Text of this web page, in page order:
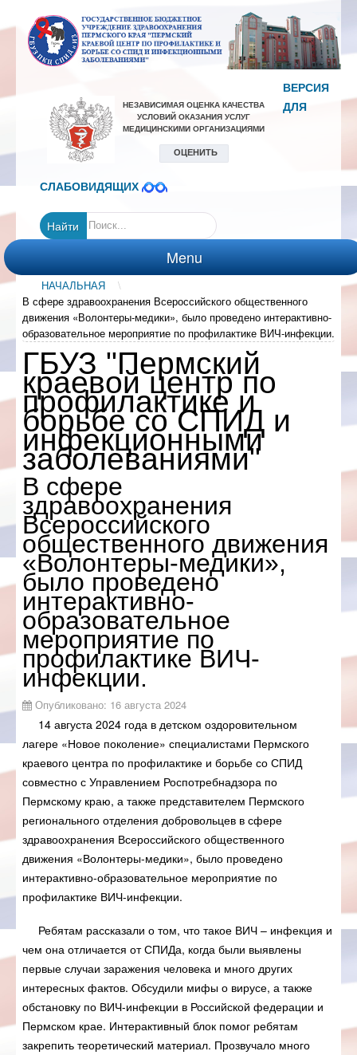
ВЕРСИЯ
ДЛЯ
СЛАБОВИДЯЩИХ
Найти
Menu
ГЛАВНАЯ
УСЛУГИ
ДЛЯ
ПАЦИЕНТОВ
О ВИЧ/СПИД
ЗАПИСЬ НА
ПРИЕМ
ДЛЯ
СПЕЦИАЛИСТОВ
ОБЩЕСТВЕННЫЙ
СОВЕТ
ОБРАТНАЯ
СВЯЗЬ
НАЧАЛЬНАЯ
\
В сфере здравоохранения Всероссийского общественного
движения «Волонтеры-медики», было проведено интерактивно-
образовательное мероприятие по профилактике ВИЧ-инфекции.
ГБУЗ "Пермский
краевой центр по
профилактике и
борьбе со СПИД и
инфекционными
заболеваниями"
В сфере
здравоохранения
Всероссийского
общественного движения
«Волонтеры-медики»,
было проведено
интерактивно-
образовательное
мероприятие по
профилактике ВИЧ-
инфекции.
Опубликовано: 16 августа 2024
14 августа 2024 года в детском оздоровительном
лагере «Новое поколение» специалистами Пермского
краевого центра по профилактике и борьбе со СПИД
совместно с Управлением Роспотребнадзора по
Пермскому краю, а также представителем Пермского
регионального отделения добровольцев в сфере
здравоохранения Всероссийского общественного
движения «Волонтеры-медики», было проведено
интерактивно-образовательное мероприятие по
профилактике ВИЧ-инфекции.
Ребятам рассказали о том, что такое ВИЧ – инфекция и
чем она отличается от СПИДа, когда были выявлены
первые случаи заражения человека и много других
интересных фактов. Обсудили мифы о вирусе, а также
обстановку по ВИЧ-инфекции в Российской федерации и
Пермском крае. Интерактивный блок помог ребятам
закрепить теоретический материал. Прозвучало много